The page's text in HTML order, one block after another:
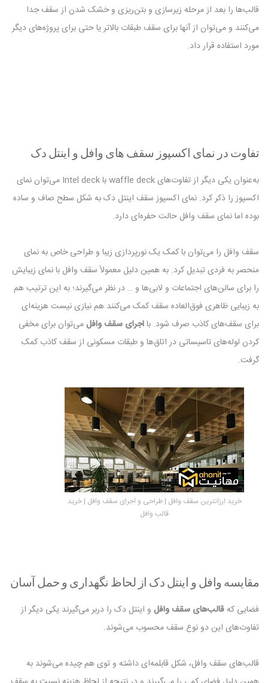
قالب‌ها را بعد از مرحله زیرسازی و بتن‌ریزی و خشک شدن از سقف جدا
می‌کنند و می‌توان از آنها برای سقف طبقات بالاتر یا حتی برای پروژه‌های دیگر
مورد استفاده قرار داد.
تفاوت در نمای اکسپوز سقف های وافل و اینتل دک
به‌عنوان یکی دیگر از تفاوت‌های waffle deck با Intel deck می‌توان نمای
اکسپوز را ذکر کرد. نمای اکسپوز سقف اینتل دک به شکل سطح صاف و ساده
بوده اما نمای سقف‌ وافل حالت حفره‌ای دارد.
سقف وافل را می‌توان با کمک یک نورپردازی زیبا و طراحی خاص به نمای
منحصر به فردی تبدیل کرد. به همین دلیل معمولاً سقف وافل با نمای زیبایش
را برای سالن‌های اجتماعات و لابی‌ها و … در نظر می‌گیرند؛ به این ترتیب هم
به زیبایی ظاهری فوق‌العاده سقف کمک می‌کنند هم نیازی نیست هزینه‌ای
برای سقف‌های کاذب صرف شود. بااجرای سقف وافلمی‌توان برای مخفی
کردن لوله‌های تاسیساتی در اتاق‌ها و طبقات مسکونی از سقف کاذب کمک
گرفت.
خرید ارزانترین سقف وافل | طراحی و اجرای سقف وافل | خرید
قالب وافل
مقایسه وافل و اینتل دک از لحاظ نگهداری و حمل آسان
فضایی که قالب‌های سقف وافل و اینتل دک را دربر می‌گیرند یکی دیگر از
تفاوت‌های این دو نوع سقف محسوب می‌شوند.‌
قالب‌های سقف وافل، شکل قابلمه‌ای داشته و توی هم چیده می‌شوند به